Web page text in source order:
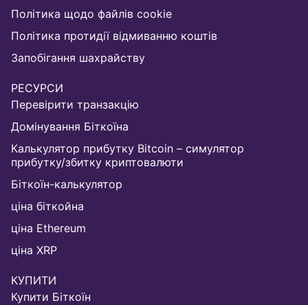
Політика щодо файлів cookie
Політика протидії відмиванню коштів
Запобігання шахрайству
РЕСУРСИ
Перевірити транзакцію
Домінування Біткоїна
Калькулятор прибутку Bitcoin – симулятор
прибутку/збитку криптовалюти
Біткоїн-калькулятор
ціна біткойна
ціна Ethereum
ціна XRP
КУПИТИ
Купити Біткоїн